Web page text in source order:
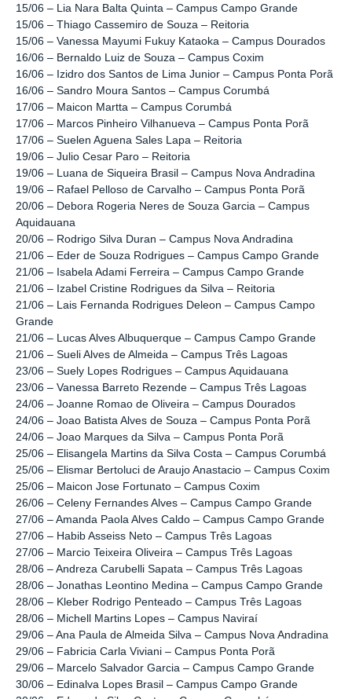
15/06 – Lia Nara Balta Quinta – Campus Campo Grande
15/06 – Thiago Cassemiro de Souza – Reitoria
15/06 – Vanessa Mayumi Fukuy Kataoka – Campus Dourados
16/06 – Bernaldo Luiz de Souza – Campus Coxim
16/06 – Izidro dos Santos de Lima Junior – Campus Ponta Porã
16/06 – Sandro Moura Santos – Campus Corumbá
17/06 – Maicon Martta – Campus Corumbá
17/06 – Marcos Pinheiro Vilhanueva – Campus Ponta Porã
17/06 – Suelen Aguena Sales Lapa – Reitoria
19/06 – Julio Cesar Paro – Reitoria
19/06 – Luana de Siqueira Brasil – Campus Nova Andradina
19/06 – Rafael Pelloso de Carvalho – Campus Ponta Porã
20/06 – Debora Rogeria Neres de Souza Garcia – Campus
Aquidauana
20/06 – Rodrigo Silva Duran – Campus Nova Andradina
21/06 – Eder de Souza Rodrigues – Campus Campo Grande
21/06 – Isabela Adami Ferreira – Campus Campo Grande
21/06 – Izabel Cristine Rodrigues da Silva – Reitoria
21/06 – Lais Fernanda Rodrigues Deleon – Campus Campo
Grande
21/06 – Lucas Alves Albuquerque – Campus Campo Grande
21/06 – Sueli Alves de Almeida – Campus Três Lagoas
23/06 – Suely Lopes Rodrigues – Campus Aquidauana
23/06 – Vanessa Barreto Rezende – Campus Três Lagoas
24/06 – Joanne Romao de Oliveira – Campus Dourados
24/06 – Joao Batista Alves de Souza – Campus Ponta Porã
24/06 – Joao Marques da Silva – Campus Ponta Porã
25/06 – Elisangela Martins da Silva Costa – Campus Corumbá
25/06 – Elismar Bertoluci de Araujo Anastacio – Campus Coxim
25/06 – Maicon Jose Fortunato – Campus Coxim
26/06 – Celeny Fernandes Alves – Campus Campo Grande
27/06 – Amanda Paola Alves Caldo – Campus Campo Grande
27/06 – Habib Asseiss Neto – Campus Três Lagoas
27/06 – Marcio Teixeira Oliveira – Campus Três Lagoas
28/06 – Andreza Carubelli Sapata – Campus Três Lagoas
28/06 – Jonathas Leontino Medina – Campus Campo Grande
28/06 – Kleber Rodrigo Penteado – Campus Três Lagoas
28/06 – Michell Martins Lopes – Campus Naviraí
29/06 – Ana Paula de Almeida Silva – Campus Nova Andradina
29/06 – Fabricia Carla Viviani – Campus Ponta Porã
29/06 – Marcelo Salvador Garcia – Campus Campo Grande
30/06 – Edinalva Lopes Brasil – Campus Campo Grande